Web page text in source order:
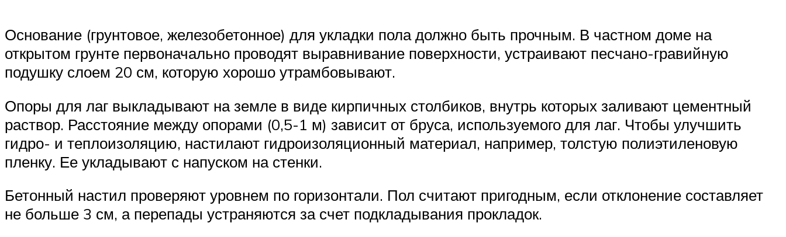
Основание (грунтовое, железобетонное) для укладки пола должно быть прочным. В частном доме на
открытом грунте первоначально проводят выравнивание поверхности, устраивают песчано-гравийную
подушку слоем 20 см, которую хорошо утрамбовывают.
Опоры для лаг выкладывают на земле в виде кирпичных столбиков, внутрь которых заливают цементный
раствор. Расстояние между опорами (0,5-1 м) зависит от бруса, используемого для лаг. Чтобы улучшить
гидро- и теплоизоляцию, настилают гидроизоляционный материал, например, толстую полиэтиленовую
пленку. Ее укладывают с напуском на стенки.
Бетонный настил проверяют уровнем по горизонтали. Пол считают пригодным, если отклонение составляет
не больше 3 см, а перепады устраняются за счет подкладывания прокладок.